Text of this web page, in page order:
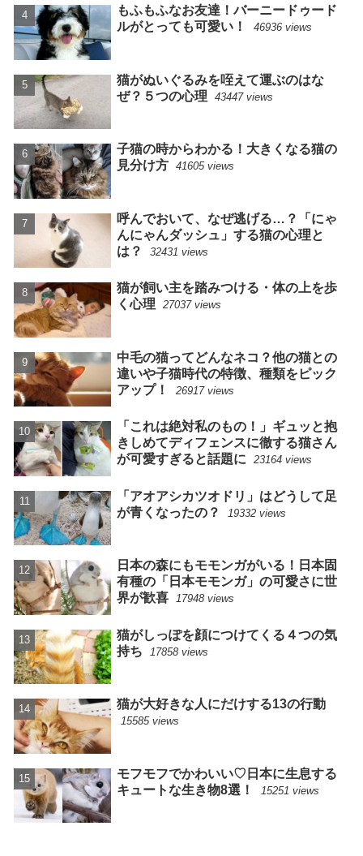
もふもふなお友達！バーニードゥード
ルがとっても可愛い！
46936 views
猫がぬいぐるみを咥えて運ぶのはな
ぜ？５つの心理
43447 views
子猫の時からわかる！大きくなる猫の
見分け方
41605 views
呼んでおいて、なぜ逃げる…？「にゃ
んにゃんダッシュ」する猫の心理と
は？
32431 views
猫が飼い主を踏みつける・体の上を歩
く心理
27037 views
中毛の猫ってどんなネコ？他の猫との
違いや子猫時代の特徴、種類をピック
アップ！
26917 views
「これは絶対私のもの！」ギュッと抱
きしめてディフェンスに徹する猫さん
が可愛すぎると話題に
23164 views
「アオアシカツオドリ」はどうして足
が青くなったの？
19332 views
日本の森にもモモンガがいる！日本固
有種の「日本モモンガ」の可愛さに世
界が歓喜
17948 views
猫がしっぽを顔につけてくる４つの気
持ち
17858 views
猫が大好きな人にだけする13の行動
15585 views
モフモフでかわいい♡日本に生息する
キュートな生き物8選！
15251 views